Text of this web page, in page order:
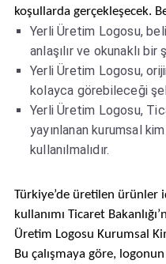
koşullarda gerçekleşecek.
Yerli Üretim Logosu,
anlaşılır ve okunaklı
Yerli Üretim Logosu,
kolayca görebileceği
Yerli Üretim Logosu,
yayınlanan kurumsal
kullanılmalıdır.
Türkiye’de üretilen ürünler
kullanımı Ticaret
Üretim Logosu Kurumsal
Bu çalışmaya göre,